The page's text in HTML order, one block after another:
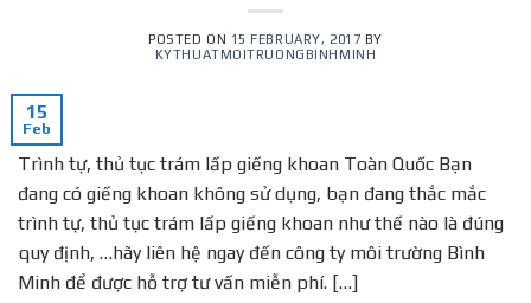
POSTED ON 15 FEBRUARY, 2017 BY
KYTHUATMOITRUONGBINHMINH
15
Feb
Trình tự, thủ tục trám lấp giếng khoan Toàn Quốc Bạn
đang có giếng khoan không sử dụng, bạn đang thắc mắc
trình tự, thủ tục trám lấp giếng khoan như thế nào là đúng
quy định, …hãy liên hệ ngay đến công ty môi trường Bình
Minh để được hỗ trợ tư vấn miễn phí. […]